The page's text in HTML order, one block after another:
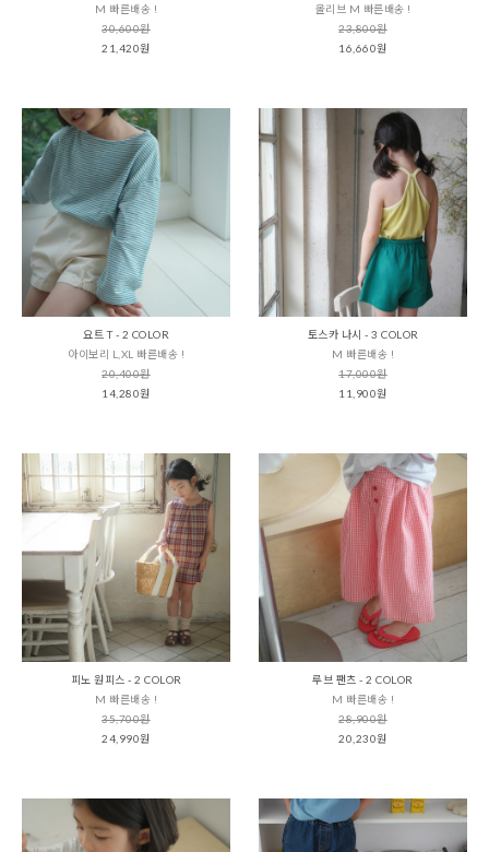
M 빠른배송 !
30,600원
21,420원
올리브 M 빠른배송 !
23,800원
16,660원
요트 T - 2 COLOR
아이보리 L,XL 빠른배송 !
20,400원
14,280원
토스카 나시 - 3 COLOR
M 빠른배송 !
17,000원
11,900원
피노 원피스 - 2 COLOR
M 빠른배송 !
35,700원
24,990원
루브 팬츠 - 2 COLOR
M 빠른배송 !
28,900원
20,230원